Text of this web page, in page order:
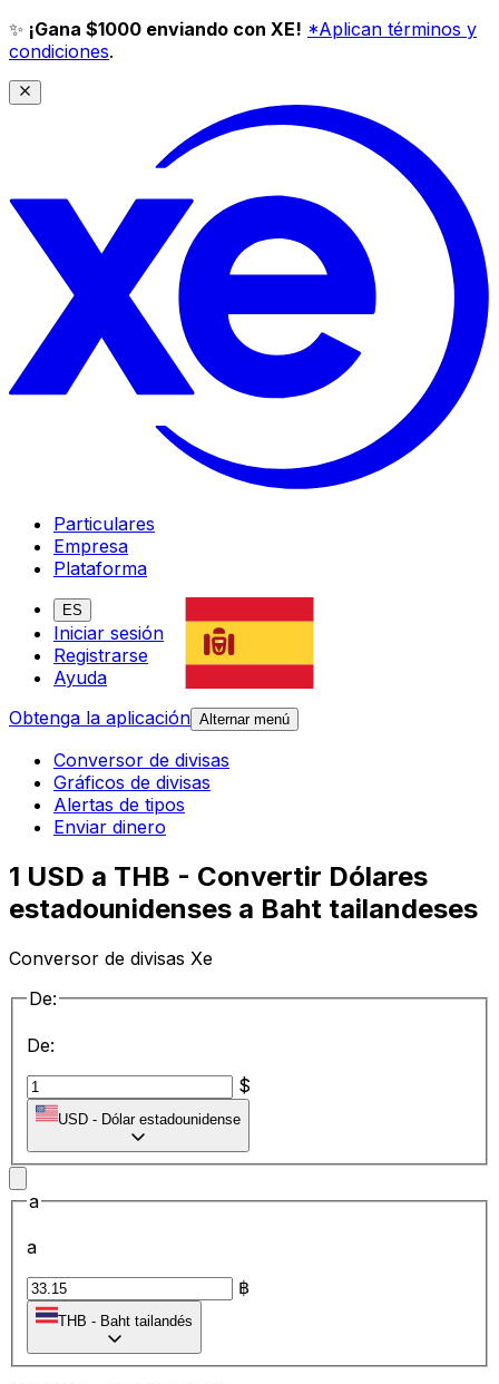
✨ ¡Gana $1000 enviando con XE! *Aplican términos y
condiciones.
Particulares
Empresa
Plataforma
ES
Iniciar sesión
Registrarse
Ayuda
Obtenga la aplicación Alternar menú
Conversor de divisas
Gráficos de divisas
Alertas de tipos
Enviar dinero
1 USD a THB - Convertir Dólares
estadounidenses a Baht tailandeses
Conversor de divisas Xe
De:
De:
$
USD - Dólar estadounidense
a
a
฿
THB - Baht tailandés